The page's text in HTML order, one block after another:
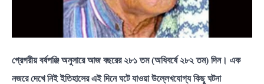
গ্রেগরীয় বর্ষপঞ্জি অনুসারে আজ বছরের ২৮১ তম (অধিবর্ষে ২৮২ তম) দিন। এক
নজরে দেখে নিই ইতিহাসের এই দিনে ঘটে যাওয়া উল্লেখযোগ্য কিছু ঘটনা